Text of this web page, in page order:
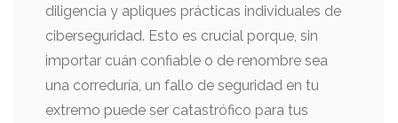
diligencia y apliques prácticas individuales de
ciberseguridad. Esto es crucial porque, sin
importar cuán confiable o de renombre sea
una correduría, un fallo de seguridad en tu
extremo puede ser catastrófico para tus